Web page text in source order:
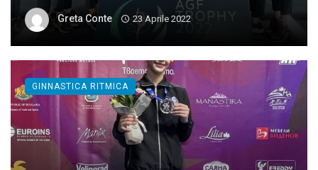
Greta Conte 23 Aprile 2022
GINNASTICA RITMICA